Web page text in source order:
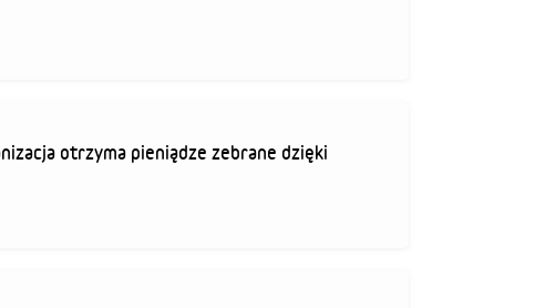
otrzyma pieniądze zebrane dzięki